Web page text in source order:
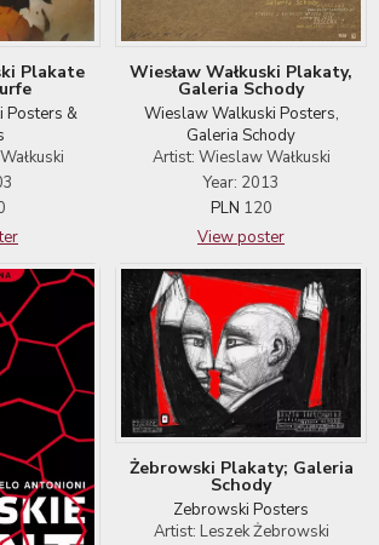
Plakate
Posters &
Wiesław Wałkuski Plakaty,
Galeria Schody
Wieslaw Walkuski Posters,
Galeria Schody
Artist: Wieslaw Wałkuski
Year: 2013
PLN 120
View poster
Żebrowski Plakaty; Galeria
Schody
Zebrowski Posters
Artist: Leszek Żebrowski